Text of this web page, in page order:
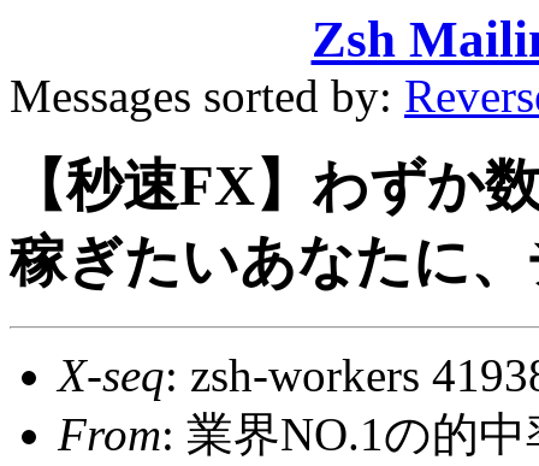
Zsh
Messages sorted by:
【秒速FX】わずか
稼ぎたいあなたに
X-seq: zsh-workers
From: 業界NO.1の的